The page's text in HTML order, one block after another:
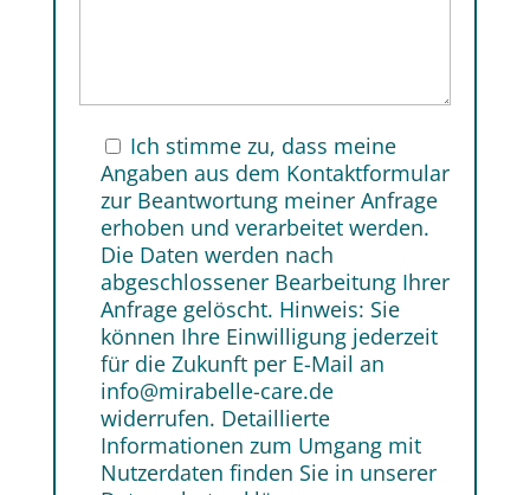
Ich stimme zu, dass meine
Angaben aus dem Kontaktformular
zur Beantwortung meiner Anfrage
erhoben und verarbeitet werden.
Die Daten werden nach
abgeschlossener Bearbeitung Ihrer
Anfrage gelöscht. Hinweis: Sie
können Ihre Einwilligung jederzeit
für die Zukunft per E-Mail an
info@mirabelle-care.de
widerrufen. Detaillierte
Informationen zum Umgang mit
Nutzerdaten finden Sie in unserer